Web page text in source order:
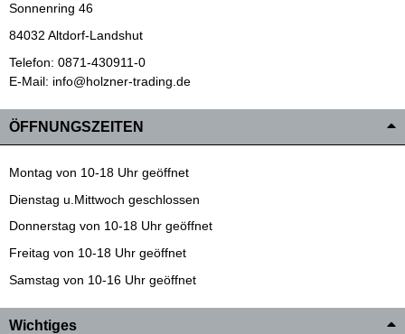
Sonnenring 46
84032 Altdorf-Landshut
Telefon: 0871-430911-0
E-Mail: info@holzner-trading.de
ÖFFNUNGSZEITEN
Montag von 10-18 Uhr geöffnet
Dienstag u.Mittwoch geschlossen
Donnerstag von 10-18 Uhr geöffnet
Freitag von 10-18 Uhr geöffnet
Samstag von 10-16 Uhr geöffnet
Wichtiges